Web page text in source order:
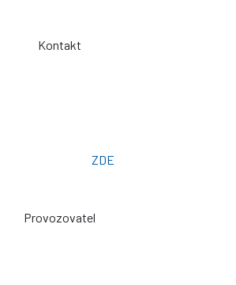
Kontakt
ZDE
Provozovatel